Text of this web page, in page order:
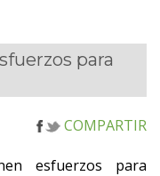
para
COMPARTIR
esfuerzos para